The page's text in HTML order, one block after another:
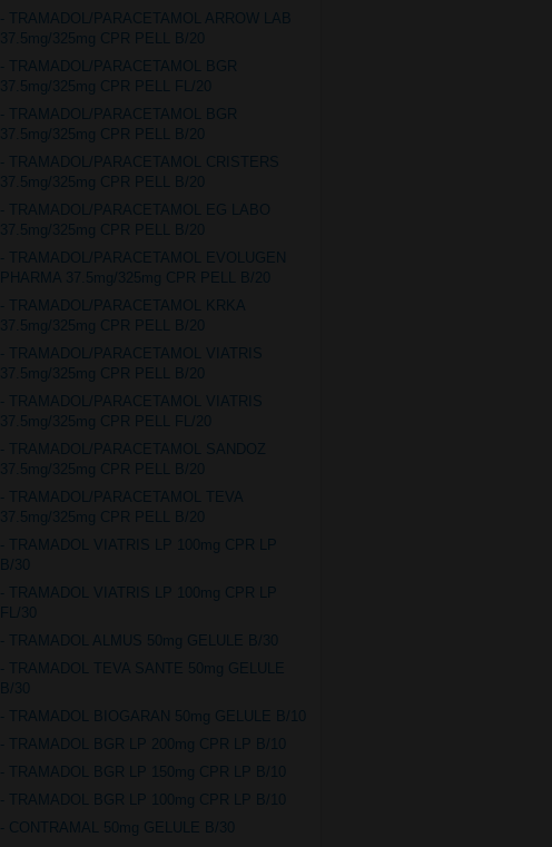
- TRAMADOL/PARACETAMOL ARROW LAB
37.5mg/325mg CPR PELL B/20
- TRAMADOL/PARACETAMOL BGR
37.5mg/325mg CPR PELL FL/20
- TRAMADOL/PARACETAMOL BGR
37.5mg/325mg CPR PELL B/20
- TRAMADOL/PARACETAMOL CRISTERS
37.5mg/325mg CPR PELL B/20
- TRAMADOL/PARACETAMOL EG LABO
37.5mg/325mg CPR PELL B/20
- TRAMADOL/PARACETAMOL EVOLUGEN
PHARMA 37.5mg/325mg CPR PELL B/20
- TRAMADOL/PARACETAMOL KRKA
37.5mg/325mg CPR PELL B/20
- TRAMADOL/PARACETAMOL VIATRIS
37.5mg/325mg CPR PELL B/20
- TRAMADOL/PARACETAMOL VIATRIS
37.5mg/325mg CPR PELL FL/20
- TRAMADOL/PARACETAMOL SANDOZ
37.5mg/325mg CPR PELL B/20
- TRAMADOL/PARACETAMOL TEVA
37.5mg/325mg CPR PELL B/20
- TRAMADOL VIATRIS LP 100mg CPR LP
B/30
- TRAMADOL VIATRIS LP 100mg CPR LP
FL/30
- TRAMADOL ALMUS 50mg GELULE B/30
- TRAMADOL TEVA SANTE 50mg GELULE
B/30
- TRAMADOL BIOGARAN 50mg GELULE B/10
- TRAMADOL BGR LP 200mg CPR LP B/10
- TRAMADOL BGR LP 150mg CPR LP B/10
- TRAMADOL BGR LP 100mg CPR LP B/10
- CONTRAMAL 50mg GELULE B/30